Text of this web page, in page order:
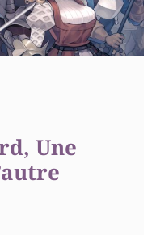
Une